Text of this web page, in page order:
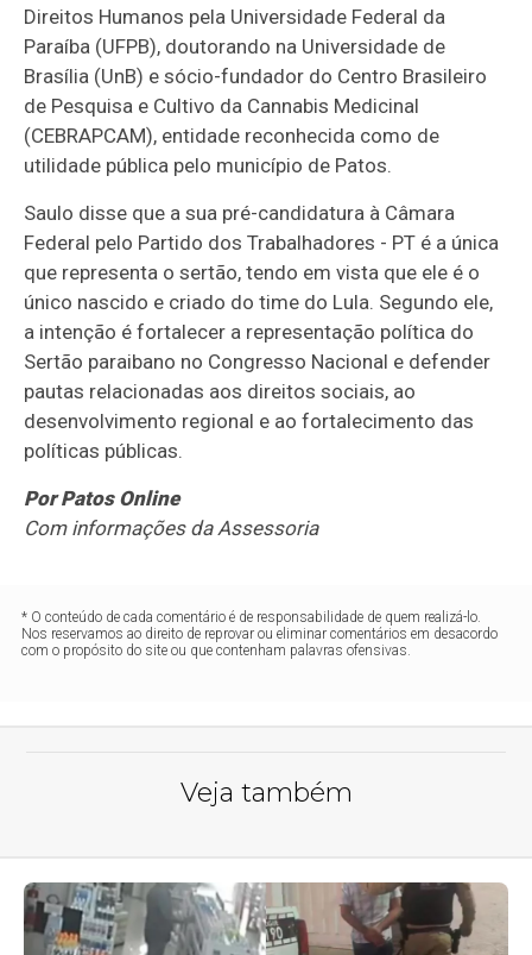
Direitos Humanos pela Universidade Federal da
Paraíba (UFPB), doutorando na Universidade de
Brasília (UnB) e sócio-fundador do Centro Brasileiro
de Pesquisa e Cultivo da Cannabis Medicinal
(CEBRAPCAM), entidade reconhecida como de
utilidade pública pelo município de Patos.
Saulo disse que a sua pré-candidatura à Câmara
Federal pelo Partido dos Trabalhadores - PT é a única
que representa o sertão, tendo em vista que ele é o
único nascido e criado do time do Lula. Segundo ele,
a intenção é fortalecer a representação política do
Sertão paraibano no Congresso Nacional e defender
pautas relacionadas aos direitos sociais, ao
desenvolvimento regional e ao fortalecimento das
políticas públicas.
Por Patos Online
Com informações da Assessoria
* O conteúdo de cada comentário é de responsabilidade de quem realizá-lo.
Nos reservamos ao direito de reprovar ou eliminar comentários em desacordo
com o propósito do site ou que contenham palavras ofensivas.
Veja também